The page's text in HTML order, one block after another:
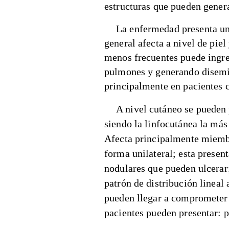
estructuras que pueden
La enfermedad presenta
general afecta a nivel de
menos frecuentes puede
pulmones y generando
principalmente en pacientes
A nivel cutáneo se
siendo la linfocutánea la
Afecta principalmente
forma unilateral; esta
nodulares que pueden
patrón de distribución lineal
pueden llegar a
pacientes pueden